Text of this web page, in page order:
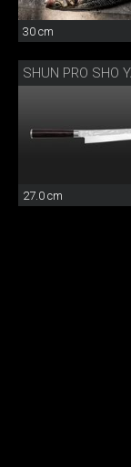
30 cm
27.0 cm